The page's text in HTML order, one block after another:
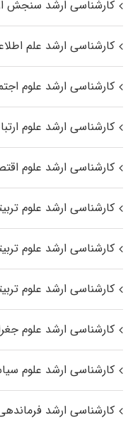
کارشناسی ارشد سنجش
کارشناسی ارشد علم
کارشناسی ارشد علوم
کارشناسی ارشد علوم
کارشناسی ارشد علوم
کارشناسی ارشد علوم
کارشناسی ارشد علوم
کارشناسی ارشد علوم
کارشناسی ارشد علوم
کارشناسی ارشد علوم
کارشناسی ارشد